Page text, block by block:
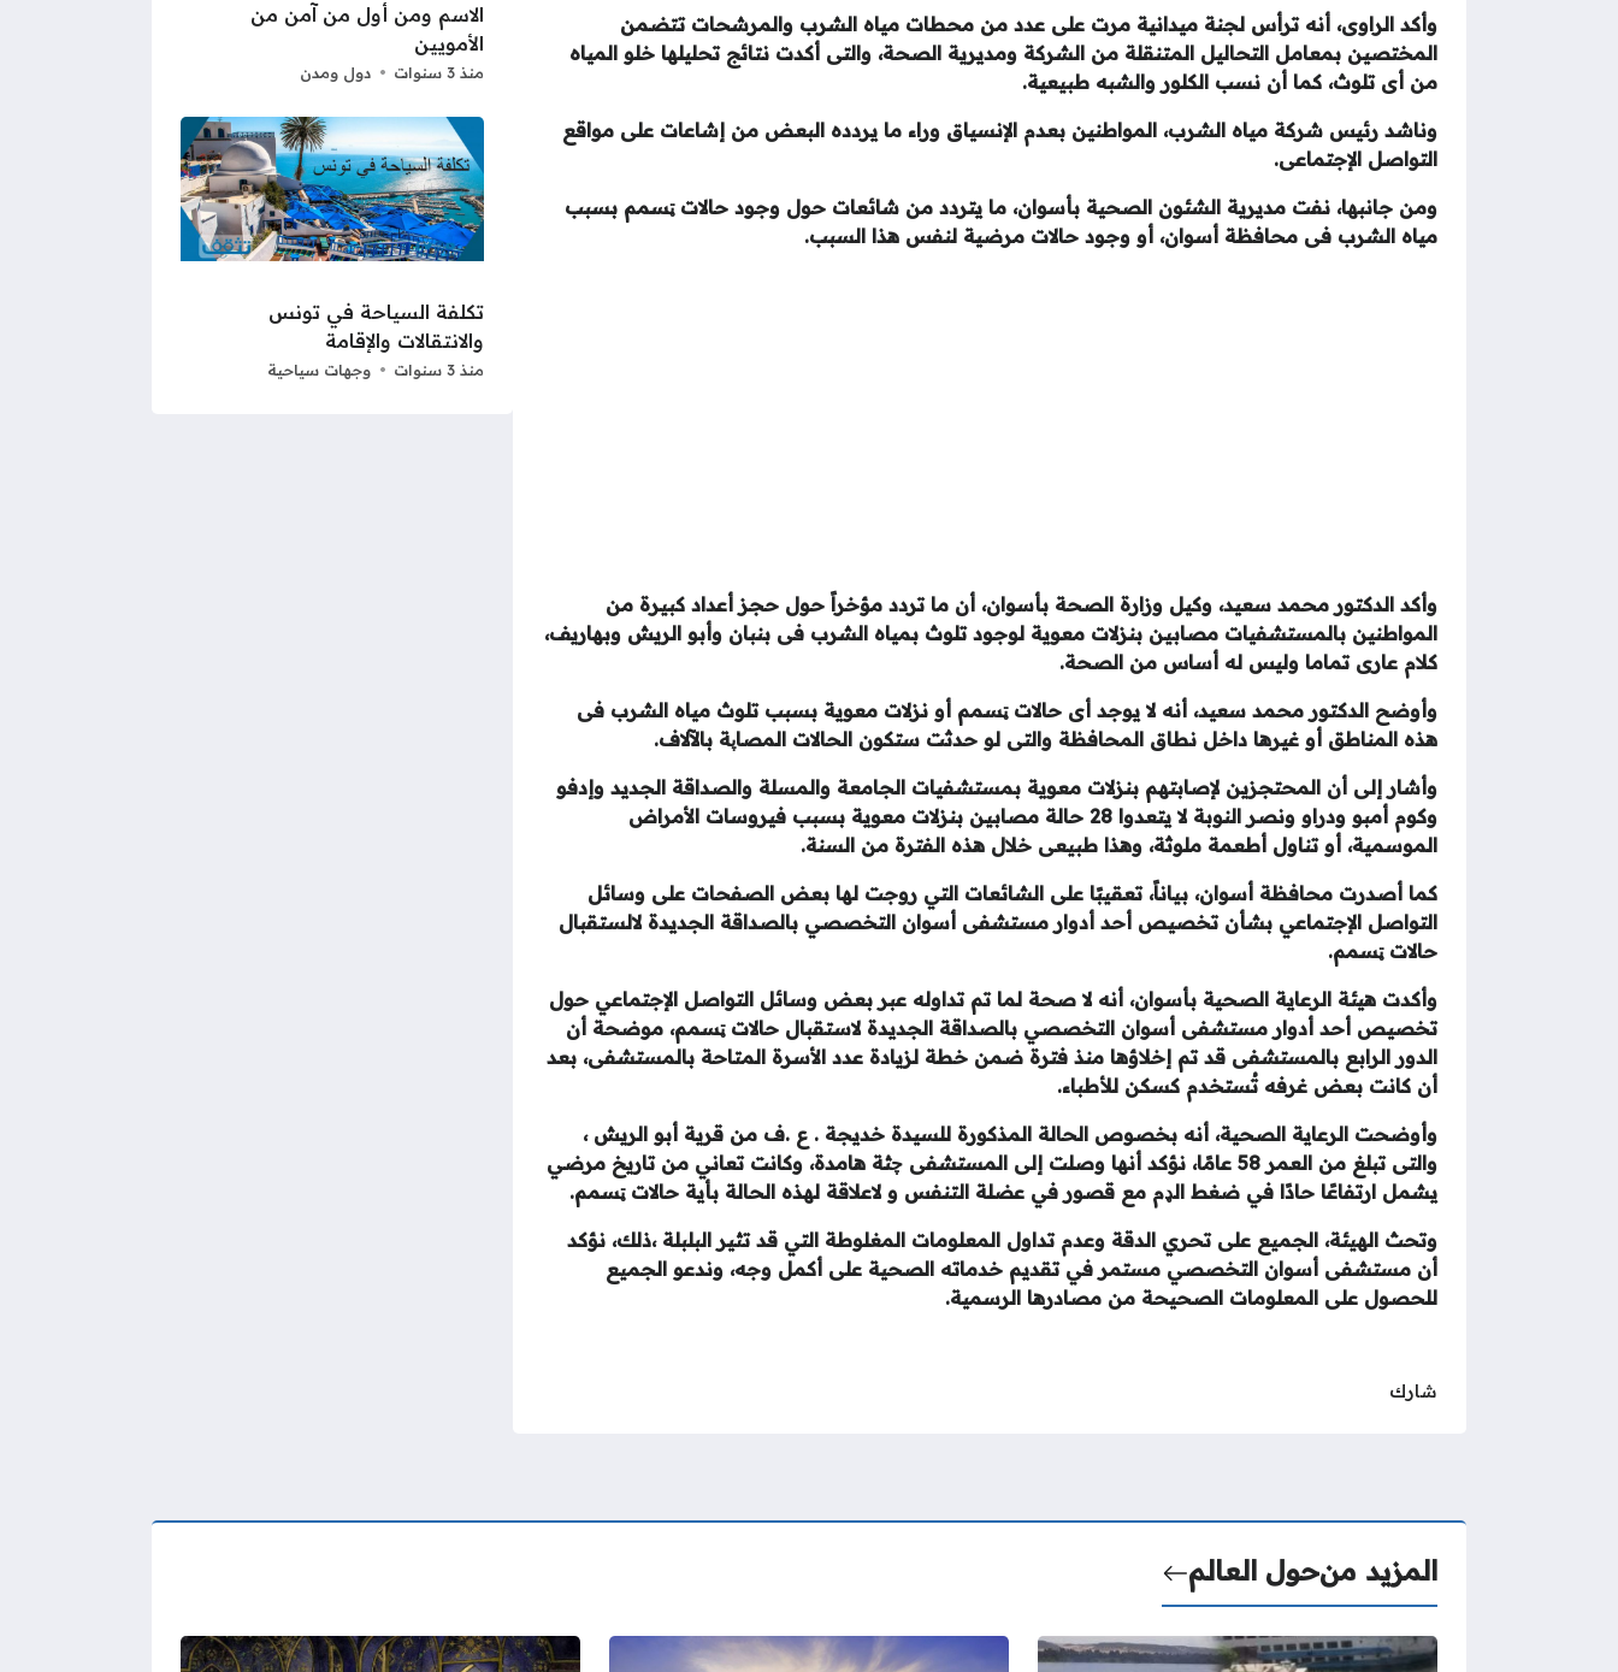
الاسم ومن أول من آمن من
الأمويين
منذ 3 سنوات دول ومدن
تكلفة السياحة في تونس
والانتقالات والإقامة
منذ 3 سنوات وجهات سياحية
وأكد الراوى، أنه ترأس لجنة ميدانية مرت على عدد من محطات مياه الشرب والمرشحات تتضمن
المختصين بمعامل التحاليل المتنقلة من الشركة ومديرية الصحة، والتى أكدت نتائج تحليلها خلو المياه
من أى تلوث، كما أن نسب الكلور والشبه طبيعية.
وناشد رئيس شركة مياه الشرب، المواطنين بعدم الإنسياق وراء ما يردده البعض من إشاعات على مواقع
التواصل الإجتماعى.
ومن جانبها، نفت مديرية الشئون الصحية بأسوان، ما يتردد من شائعات حول وجود حالات ټسمم بسبب
مياه الشرب فى محافظة أسوان، أو وجود حالات مرضية لنفس هذا السبب.
وأكد الدكتور محمد سعيد، وكيل وزارة الصحة بأسوان، أن ما تردد مؤخراً حول حجز أعداد كبيرة من
المواطنين بالمستشفيات مصابين بنزلات معوية لوجود تلوث بمياه الشرب فى بنبان وأبو الريش وبهاريف،
كلام عارى تماما وليس له أساس من الصحة.
وأوضح الدكتور محمد سعيد، أنه لا يوجد أى حالات ټسمم أو نزلات معوية بسبب تلوث مياه الشرب فى
هذه المناطق أو غيرها داخل نطاق المحافظة والتى لو حدثت ستكون الحالات المصاپة بالآلاف.
وأشار إلى أن المحتجزين لإصابتهم بنزلات معوية بمستشفيات الجامعة والمسلة والصداقة الجديد وإدفو
وكوم أمبو ودراو ونصر النوبة لا يتعدوا 28 حالة مصابين بنزلات معوية بسبب فيروسات الأمراض
الموسمية، أو تناول أطعمة ملوثة، وهذا طبيعى خلال هذه الفترة من السنة.
كما أصدرت محافظة أسوان، بياناً، تعقيبًا على الشائعات التي روجت لها بعض الصفحات على وسائل
التواصل الإجتماعي بشأن تخصيص أحد أدوار مستشفى أسوان التخصصي بالصداقة الجديدة لالستقبال
حالات ټسمم.
وأكدت هيئة الرعاية الصحية بأسوان، أنه لا صحة لما تم تداوله عبر بعض وسائل التواصل الإجتماعي حول
تخصيص أحد أدوار مستشفى أسوان التخصصي بالصداقة الجديدة لاستقبال حالات ټسمم، موضحة أن
الدور الرابع بالمستشفى قد تم إخلاؤها منذ فترة ضمن خطة لزيادة عدد الأسرة المتاحة بالمستشفى، بعد
أن كانت بعض غرفه تُستخدم كسكن للأطباء.
وأوضحت الرعاية الصحية، أنه بخصوص الحالة المذكورة للسيدة خديجة . ع .ف من قرية أبو الريش ،
والتى تبلغ من العمر 58 عامًا، نؤكد أنها وصلت إلى المستشفى چثة هامدة، وكانت تعاني من تاريخ مرضي
يشمل ارتفاعًا حادًا في ضغط الډم مع قصور في عضلة التنفس و لاعلاقة لهذه الحالة بأية حالات ټسمم.
وتحث الهيئة، الجميع على تحري الدقة وعدم تداول المعلومات المغلوطة التي قد تثير البلبلة ،ذلك، نؤكد
أن مستشفى أسوان التخصصي مستمر في تقديم خدماته الصحية على أكمل وجه، وندعو الجميع
للحصول على المعلومات الصحيحة من مصادرها الرسمية.
شارك
المزيد منحول العالم